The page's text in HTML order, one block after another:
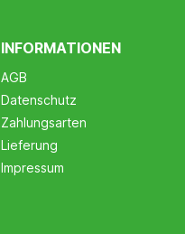
INFORMATIONEN
AGB
Datenschutz
Zahlungsarten
Lieferung
Impressum